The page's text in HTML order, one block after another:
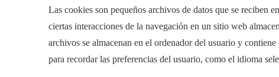
Las cookies son pequeños archivos de datos que se reciben
ciertas interacciones de la navegación en un sitio web
archivos se almacenan en el ordenador del usuario y
para recordar las preferencias del usuario, como el idioma